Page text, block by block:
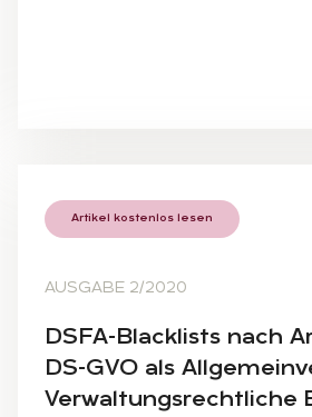
Artikel kostenlos lesen
AUSGABE 2/2020
DSFA-Black­lists nach
DS-GVO als
Ver­wal­tungs­recht­li­che